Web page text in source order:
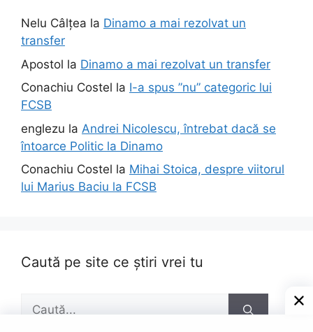
Nelu Câlțea la Dinamo a mai rezolvat un
transfer
Apostol la Dinamo a mai rezolvat un transfer
Conachiu Costel la I-a spus ”nu” categoric lui
FCSB
englezu la Andrei Nicolescu, întrebat dacă se
întoarce Politic la Dinamo
Conachiu Costel la Mihai Stoica, despre viitorul
lui Marius Baciu la FCSB
Caută pe site ce știri vrei tu
Caută
după: